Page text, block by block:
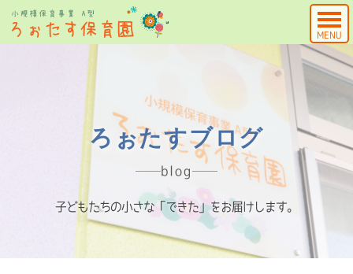
MENU
ろぉたすブログ
blog
子どもたちの小さな「できた」をお届けします。